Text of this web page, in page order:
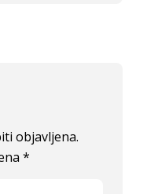
objavljena.
*